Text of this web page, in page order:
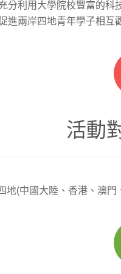
分利用大學院校豐富的科
進兩岸四地青年學子相互
活動
地(中國大陸、香港、澳門